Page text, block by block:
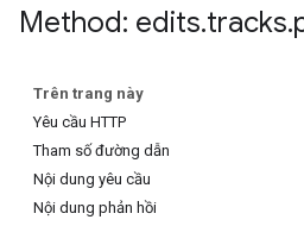
Method: edits.tracks.
Trên trang này
Yêu cầu HTTP
Tham số đường dẫn
Nội dung yêu cầu
Nội dung phản hồi